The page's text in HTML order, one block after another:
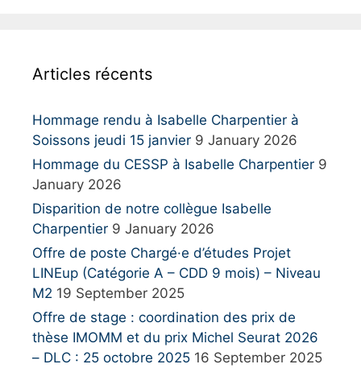
f
r
:
Articles récents
Hommage rendu à Isabelle Charpentier à
Soissons jeudi 15 janvier 9 January 2026
Hommage du CESSP à Isabelle Charpentier 9
January 2026
Disparition de notre collègue Isabelle
Charpentier 9 January 2026
Offre de poste Chargé·e d’études Projet
LINEup (Catégorie A – CDD 9 mois) – Niveau
M2 19 September 2025
Offre de stage : coordination des prix de
thèse IMOMM et du prix Michel Seurat 2026
– DLC : 25 octobre 2025 16 September 2025